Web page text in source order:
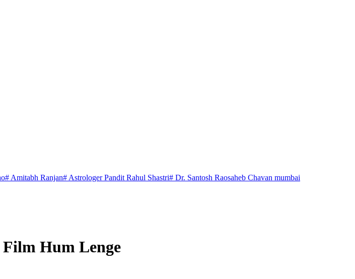
# Amitabh Ranjan# Astrologer Pandit Rahul Shastri# Dr. Santosh Raosaheb Chavan mumbai
Hum Lenge